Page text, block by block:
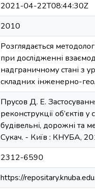
2021-04-22T08:44:30Z
2010
Розглядається
при дослідженні
надграничному стані з
складних інженерно-
Прусов Д. Е.
реконструкції
будівельні, дорожні та
Сукач. - Київ : КНУБА,
2312-6590
https://